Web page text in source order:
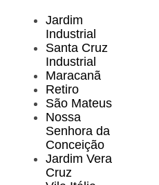
Jardim
Industrial
Santa Cruz
Industrial
Maracanã
Retiro
São Mateus
Nossa
Senhora da
Conceição
Jardim Vera
Cruz